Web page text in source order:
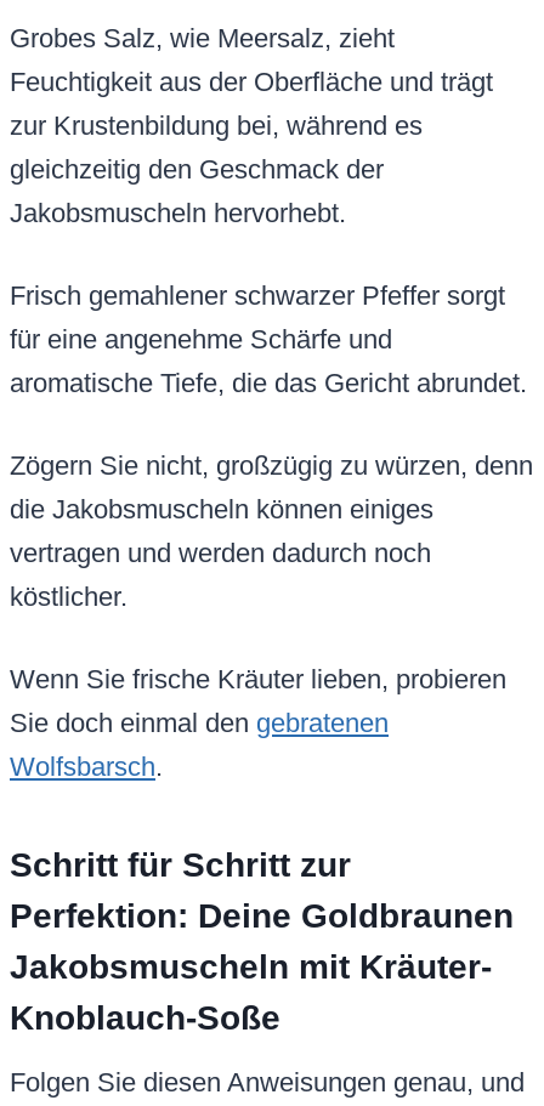
Grobes Salz, wie Meersalz, zieht
Feuchtigkeit aus der Oberfläche und trägt
zur Krustenbildung bei, während es
gleichzeitig den Geschmack der
Jakobsmuscheln hervorhebt.
Frisch gemahlener schwarzer Pfeffer sorgt
für eine angenehme Schärfe und
aromatische Tiefe, die das Gericht abrundet.
Zögern Sie nicht, großzügig zu würzen, denn
die Jakobsmuscheln können einiges
vertragen und werden dadurch noch
köstlicher.
Wenn Sie frische Kräuter lieben, probieren
Sie doch einmal den gebratenen
Wolfsbarsch.
Schritt für Schritt zur
Perfektion: Deine Goldbraunen
Jakobsmuscheln mit Kräuter-
Knoblauch-Soße
Folgen Sie diesen Anweisungen genau, und